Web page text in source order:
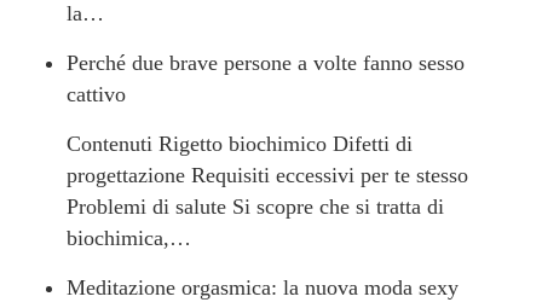
la…
Perché due brave persone a volte fanno sesso
cattivo
Contenuti Rigetto biochimico Difetti di
progettazione Requisiti eccessivi per te stesso
Problemi di salute Si scopre che si tratta di
biochimica,…
Meditazione orgasmica: la nuova moda sexy